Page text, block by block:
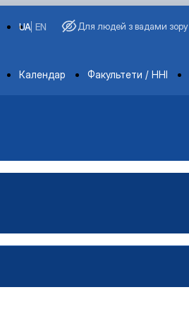
EN
UA Для людей з вадами зору
Departments
Календар Факультети / ННІ